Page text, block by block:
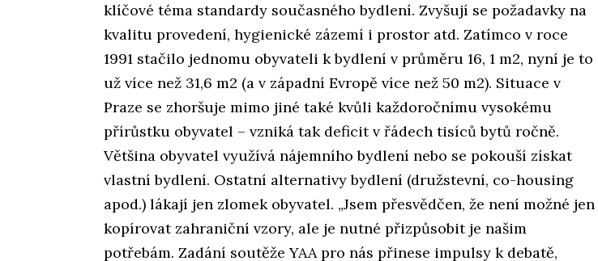
klíčové téma standardy současného bydlení. Zvyšují se požadavky na
kvalitu provedení, hygienické zázemí i prostor atd. Zatímco v roce
1991 stačilo jednomu obyvateli k bydlení v průměru 16, 1 m2, nyní je to
už více než 31,6 m2 (a v západní Evropě více než 50 m2). Situace v
Praze se zhoršuje mimo jiné také kvůli každoročnímu vysokému
přírůstku obyvatel – vzniká tak deficit v řádech tisíců bytů ročně.
Většina obyvatel využívá nájemního bydlení nebo se pokouší získat
vlastní bydlení. Ostatní alternativy bydlení (družstevní, co-housing
apod.) lákají jen zlomek obyvatel. „Jsem přesvědčen, že není možné jen
kopírovat zahraniční vzory, ale je nutné přizpůsobit je našim
potřebám. Zadání soutěže YAA pro nás přinese impulsy k debatě,